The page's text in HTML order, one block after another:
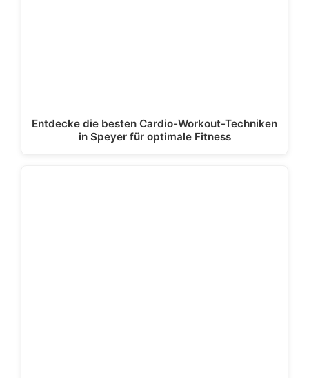
Entdecke die besten Cardio-Workout-Techniken
in Speyer für optimale Fitness